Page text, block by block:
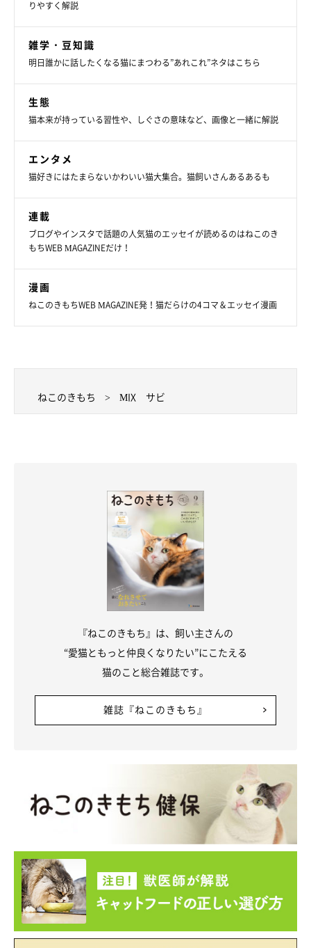
りやすく解説
雑学・豆知識
明日誰かに話したくなる猫にまつわる”あれこれ”ネタはこちら
生態
猫本来が持っている習性や、しぐさの意味など、画像と一緒に解説
エンタメ
猫好きにはたまらないかわいい猫大集合。猫飼いさんあるあるも
連載
ブログやインスタで話題の人気猫のエッセイが読めるのはねこのき
もちWEB MAGAZINEだけ！
漫画
ねこのきもちWEB MAGAZINE発！猫だらけの4コマ＆エッセイ漫画
ねこのきもち MIX サビ
『ねこのきもち』は、飼い主さんの
“愛猫ともっと仲良くなりたい”にこたえる
猫のこと総合雑誌です。
雑誌『ねこのきもち』